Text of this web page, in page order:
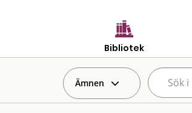
Bibliotek
Ämnen